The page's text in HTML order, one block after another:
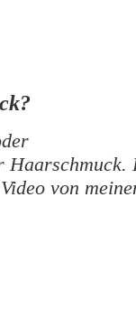
Haarschmuck.
von